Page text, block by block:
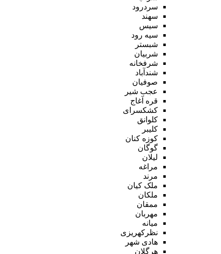
سردرود
سهند
سیس
سیه رود
شبستر
شربیان
شرفخانه
شندآباد
صوفیان
عجب شیر
قره آغاج
کشکسرای
کلوانق
کلیبر
کوزه کنان
گوگان
لیلان
مراغه
مرند
ملک کیان
ملکان
ممقان
مهربان
میانه
نظرکهریزی
هادی شهر
هرگلان